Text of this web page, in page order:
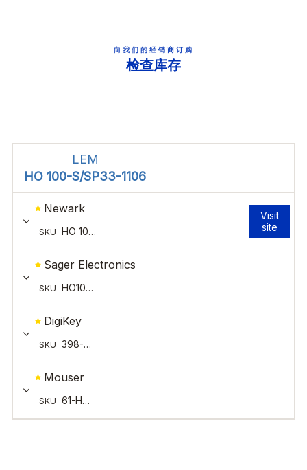
向我们的经销商订购
检查库存